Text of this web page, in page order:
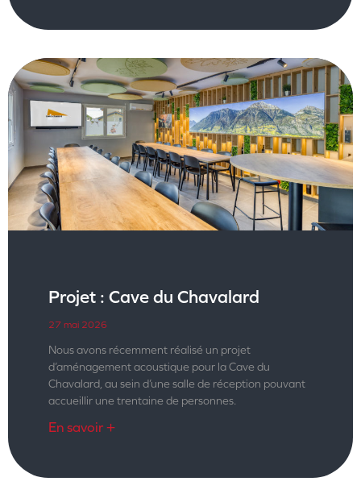
Projet : Cave du Chavalard
27 mai 2026
Nous avons récemment réalisé un projet
d’aménagement acoustique pour la Cave du
Chavalard, au sein d’une salle de réception pouvant
accueillir une trentaine de personnes.
En savoir +